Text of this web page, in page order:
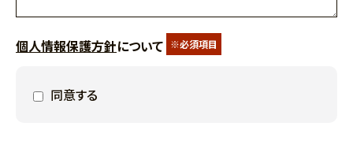
個人情報保護方針について ※必須項目
同意する